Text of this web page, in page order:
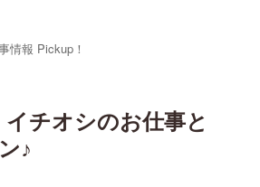
情報 Pickup！
イチオシのお仕事と
♪